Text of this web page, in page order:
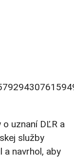
uznaní DĽR a
služby
a navrhol, aby